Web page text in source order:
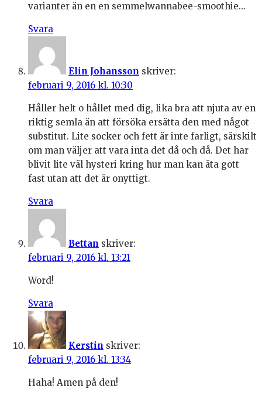
varianter än en en semmelwannabee-smoothie…
Svara
Elin Johansson skriver:
februari 9, 2016 kl. 10:30
Håller helt o hållet med dig, lika bra att njuta av en
riktig semla än att försöka ersätta den med något
substitut. Lite socker och fett är inte farligt, särskilt
om man väljer att vara inta det då och då. Det har
blivit lite väl hysteri kring hur man kan äta gott
fast utan att det är onyttigt.
Svara
Bettan skriver:
februari 9, 2016 kl. 13:21
Word!
Svara
Kerstin skriver:
februari 9, 2016 kl. 13:34
Haha! Amen på den!